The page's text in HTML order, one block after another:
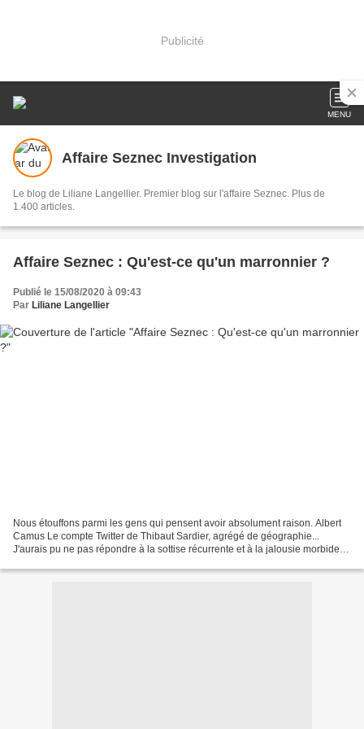
Publicité
MENU
Affaire Seznec Investigation
Le blog de Liliane Langellier. Premier blog sur l'affaire Seznec. Plus de
1.400 articles.
Affaire Seznec : Qu'est-ce qu'un marronnier ?
Publié le 15/08/2020 à 09:43
Par Liliane Langellier
Nous étouffons parmi les gens qui pensent avoir absolument raison. Albert
Camus Le compte Twitter de Thibaut Sardier, agrégé de géographie...
J'aurais pu ne pas répondre à la sottise récurrente et à la jalousie morbide